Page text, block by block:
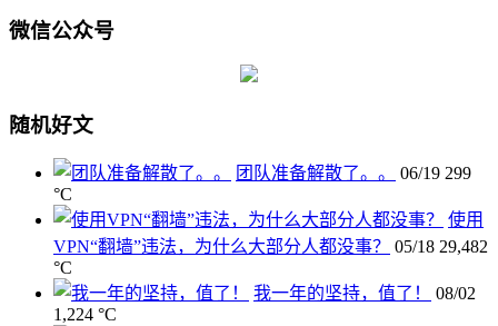
微信公众号
随机好文
团队准备解散了。。 06/19 299
°C
使用
VPN“翻墙”违法，为什么大部分人都没事？
05/18 29,482
°C
我一年的坚持，值了！
08/02
1,224 °C